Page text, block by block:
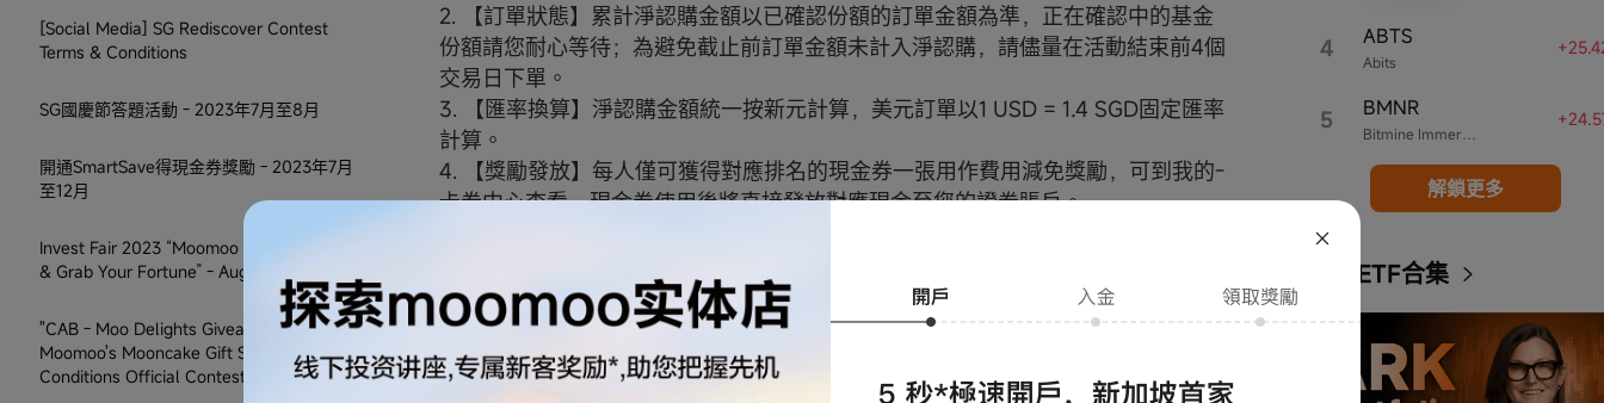
[Social Media] SG Rediscover Contest
Terms & Conditions
SG國慶節答題活動 - 2023年7月至8月
開通SmartSave得現金券獎勵 - 2023年7月
至12月
Invest Fair 2023 “Moomoo Claw Machine
& Grab Your Fortune” - August
"CAB - Moo Delights Giveaway: Win a
Moomoo's Mooncake Gift Set" Terms and
Conditions Official Contest Rules
2. 【訂單狀態】累計淨認購金額以已確認份額的訂單金額為準，正在確認中的基金
份額請您耐心等待；為避免截止前訂單金額未計入淨認購，請儘量在活動結束前4個
交易日下單。
3. 【匯率換算】淨認購金額統一按新元計算，美元訂單以1 USD = 1.4 SGD固定匯率
計算。
4. 【獎勵發放】每人僅可獲得對應排名的現金券一張用作費用減免獎勵，可到我的-
卡券中心查看，現金券使用後將直接發放對應現金至您的證券賬戶。
五、免責聲明
該活動中的條件&條款、獎勵和優惠均由moomoo證券(新加坡)提供。 moomoo證券
(新加坡)是富途控股的全資子公司。參與本次優惠活動，投資者需仔細閱讀並承諾已
4 Abits
ABTS
5 BMNR
解鎖更多
ARK ETF合集